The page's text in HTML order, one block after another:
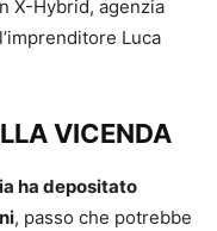
X-Hybrid, agenzia
Luca
VICENDA
ha depositato
, passo che potrebbe